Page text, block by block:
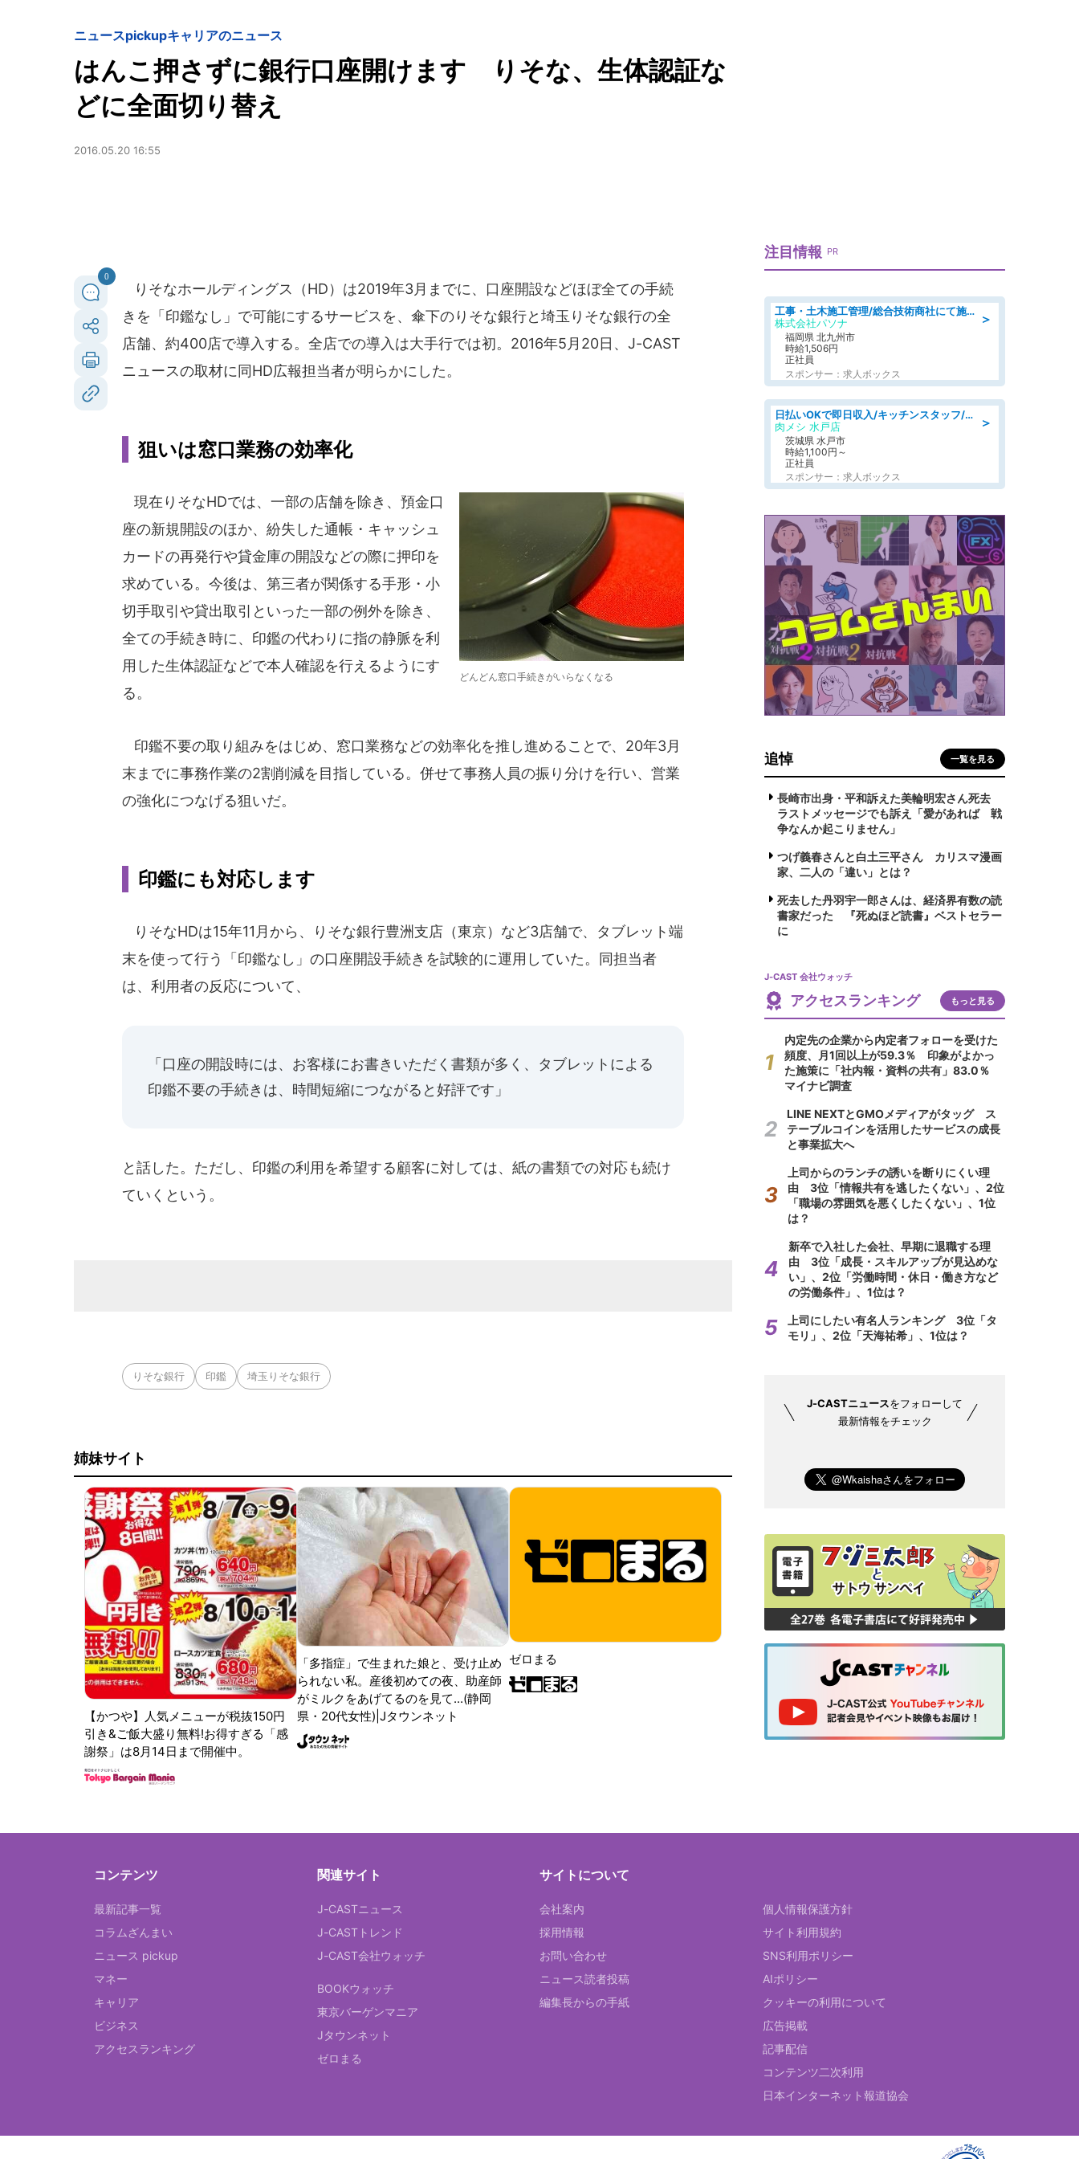
ニュースpickupキャリアのニュース
はんこ押さずに銀行口座開けます りそな、生体認証な
どに全面切り替え
2016.05.20 16:55
0
りそなホールディングス（HD）は2019年3月までに、口座開設などほぼ全ての手続
きを「印鑑なし」で可能にするサービスを、傘下のりそな銀行と埼玉りそな銀行の全
店舗、約400店で導入する。全店での導入は大手行では初。2016年5月20日、J-CAST
ニュースの取材に同HD広報担当者が明らかにした。
狙いは窓口業務の効率化
どんどん窓口手続きがいらなくなる
現在りそなHDでは、一部の店舗を除き、預金口
座の新規開設のほか、紛失した通帳・キャッシュ
カードの再発行や貸金庫の開設などの際に押印を
求めている。今後は、第三者が関係する手形・小
切手取引や貸出取引といった一部の例外を除き、
全ての手続き時に、印鑑の代わりに指の静脈を利
用した生体認証などで本人確認を行えるようにす
る。
印鑑不要の取り組みをはじめ、窓口業務などの効率化を推し進めることで、20年3月
末までに事務作業の2割削減を目指している。併せて事務人員の振り分けを行い、営業
の強化につなげる狙いだ。
印鑑にも対応します
りそなHDは15年11月から、りそな銀行豊洲支店（東京）など3店舗で、タブレット端
末を使って行う「印鑑なし」の口座開設手続きを試験的に運用していた。同担当者
は、利用者の反応について、
「口座の開設時には、お客様にお書きいただく書類が多く、タブレットによる
印鑑不要の手続きは、時間短縮につながると好評です」
と話した。ただし、印鑑の利用を希望する顧客に対しては、紙の書類での対応も続け
ていくという。
りそな銀行 印鑑 埼玉りそな銀行
姉妹サイト
【かつや】人気メニューが税抜150円
引き&ご飯大盛り無料!お得すぎる「感
謝祭」は8月14日まで開催中。
「多指症」で生まれた娘と、受け止め
られない私。産後初めての夜、助産師
がミルクをあげてるのを見て...(静岡
県・20代女性)|Jタウンネット
ゼロまる
注目情報 PR
＞
工事・土木施工管理/総合技術商社にて施工管理のお仕事/即日勤務可/車通勤可/工事・土木施工管理/生産・品質管理
株式会社パソナ
福岡県 北九州市
時給1,506円
正社員
スポンサー：求人ボックス
＞
日払いOKで即日収入/キッチンスタッフ/「原付免許必須」デリバリー業務など、自己成長可能な幅広い仕事に挑戦!髪型自由&ピアス・ネイルOK/茨城県/水戸市
肉メシ 水戸店
茨城県 水戸市
時給1,100円～
正社員
スポンサー：求人ボックス
追悼 一覧を見る
長崎市出身・平和訴えた美輪明宏さん死去
ラストメッセージでも訴え「愛があれば 戦
争なんか起こりません」
つげ義春さんと白土三平さん カリスマ漫画
家、二人の「違い」とは？
死去した丹羽宇一郎さんは、経済界有数の読
書家だった 『死ぬほど読書』ベストセラー
に
J-CAST 会社ウォッチ
アクセスランキング もっと見る
内定先の企業から内定者フォローを受けた
頻度、月1回以上が59.3％ 印象がよかっ
た施策に「社内報・資料の共有」83.0％
マイナビ調査
LINE NEXTとGMOメディアがタッグ ス
テーブルコインを活用したサービスの成長
と事業拡大へ
上司からのランチの誘いを断りにくい理
由 3位「情報共有を逃したくない」、2位
「職場の雰囲気を悪くしたくない」、1位
は？
新卒で入社した会社、早期に退職する理
由 3位「成長・スキルアップが見込めな
い」、2位「労働時間・休日・働き方など
の労働条件」、1位は？
上司にしたい有名人ランキング 3位「タ
モリ」、2位「天海祐希」、1位は？
J-CASTニュースをフォローして
最新情報をチェック
コンテンツ
最新記事一覧
コラムざんまい
ニュース pickup
マネー
キャリア
ビジネス
アクセスランキング
関連サイト
J-CASTニュース
J-CASTトレンド
J-CAST会社ウォッチ
BOOKウォッチ
東京バーゲンマニア
Jタウンネット
ゼロまる
サイトについて
会社案内
採用情報
お問い合わせ
ニュース読者投稿
編集長からの手紙
個人情報保護方針
サイト利用規約
SNS利用ポリシー
AIポリシー
クッキーの利用について
広告掲載
記事配信
コンテンツ二次利用
日本インターネット報道協会